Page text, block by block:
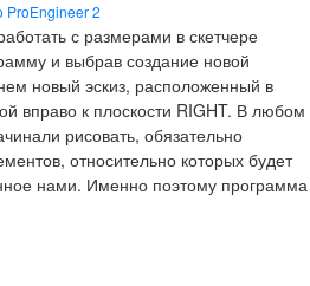
ProEngineer2
с размерами в скетчере
и выбрав создание новой
новый эскиз, расположенный в
вправо к плоскости RIGHT. В любом
рисовать, обязательно
относительно которых будет
нами. Именно поэтому программа